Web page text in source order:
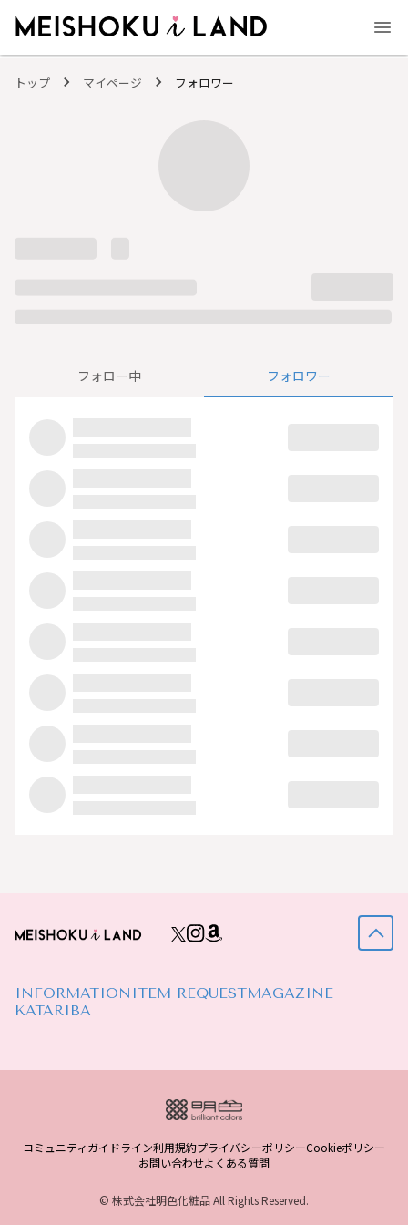
トップ マイページ フォロワー
フォロー中 フォロワー
INFORMATION ITEM REQUESTMAGAZINE
KATARIBA
コミュニティガイドライン利用規約プライバシーポリシーCookieポリシー
お問い合わせよくある質問
© 株式会社明色化粧品 All Rights Reserved.